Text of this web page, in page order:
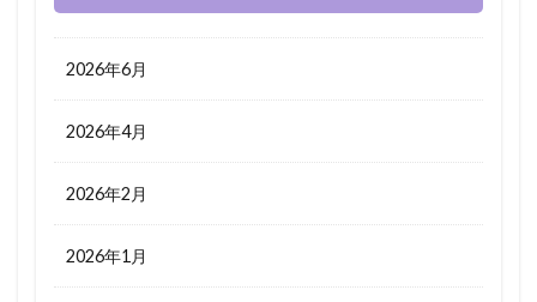
2026年6月
2026年4月
2026年2月
2026年1月